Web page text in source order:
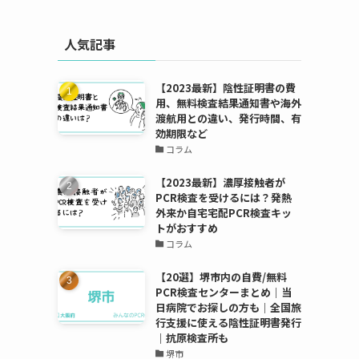
人気記事
【2023最新】陰性証明書の費
用、無料検査結果通知書や海外
渡航用との違い、発行時間、有
効期限など
コラム
【2023最新】濃厚接触者が
PCR検査を受けるには？発熱
外来か自宅宅配PCR検査キッ
トがおすすめ
コラム
【20選】堺市内の自費/無料
PCR検査センターまとめ｜当
日病院でお探しの方も｜全国旅
行支援に使える陰性証明書発行
｜抗原検査所も
堺市